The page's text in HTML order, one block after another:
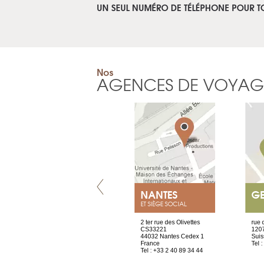
UN SEUL NUMÉRO DE TÉLÉPHONE POUR
Nos
AGENCES DE
NANTES
ET SIÈGE SOCIAL
2 ter rue des Olivettes
CS33221
44032 Nantes Cedex 1
France
Tel : +33 2 40 89 34 44
rue
Tel